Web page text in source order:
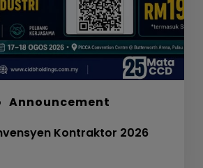
Announcement
Kontraktor 2026